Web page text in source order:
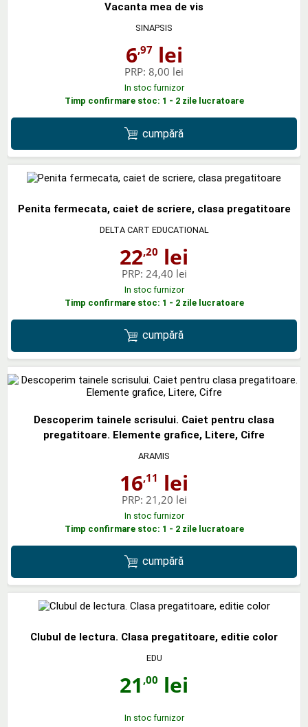
Vacanta mea de vis
SINAPSIS
6,97lei
PRP: 8,00 lei
In stoc furnizor
Timp confirmare stoc: 1 - 2 zile lucratoare
cumpără
Penita fermecata, caiet de scriere, clasa pregatitoare
DELTA CART EDUCATIONAL
22,20 lei
PRP: 24,40 lei
In stoc furnizor
Timp confirmare stoc: 1 - 2 zile lucratoare
cumpără
Descoperim tainele scrisului. Caiet pentru clasa
pregatitoare. Elemente grafice, Litere, Cifre
ARAMIS
16,11 lei
PRP: 21,20 lei
In stoc furnizor
Timp confirmare stoc: 1 - 2 zile lucratoare
cumpără
Clubul de lectura. Clasa pregatitoare, editie color
EDU
21 ,00 lei
In stoc furnizor